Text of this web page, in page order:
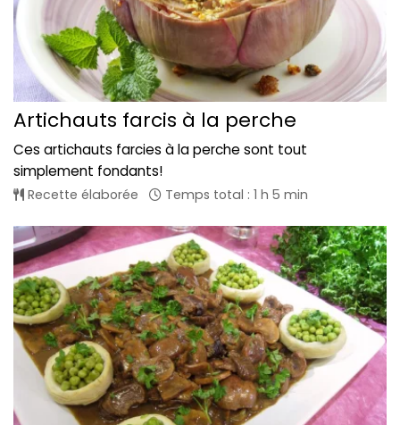
Artichauts farcis à la perche
Ces artichauts farcies à la perche sont tout
simplement fondants!
Recette élaborée Temps total : 1 h 5 min